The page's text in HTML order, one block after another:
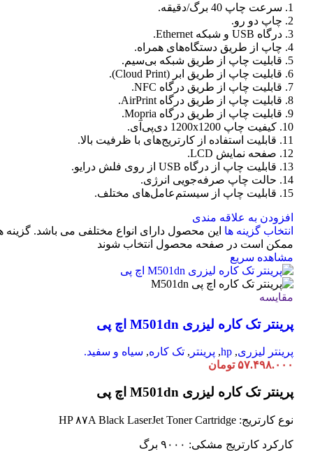
1. سرعت چاپ 40 برگ/دقیقه.
2. چاپ دو رو.
3. درگاه USB و شبکه Ethernet.
4. چاپ از طریق دستگاه‌های همراه.
5. قابلیت چاپ از طریق شبکه بی‌سیم.
6. قابلیت چاپ از طریق ابر (Cloud Print).
7. قابلیت چاپ از طریق درگاه NFC.
8. قابلیت چاپ از طریق درگاه AirPrint.
9. قابلیت چاپ از طریق درگاه Mopria.
10. کیفیت چاپ 1200x1200 دی‌پی‌آی.
11. قابلیت استفاده از کارتریج‌های با ظرفیت بالا.
12. صفحه نمایش LCD.
13. قابلیت چاپ از درگاه USB از روی فلش درایو.
14. حالت چاپ صرفه‌جویی انرژی.
15. قابلیت چاپ از سیستم‌عامل‌های مختلف.
افزودن به علاقه مندی
انتخاب گزینه ها این محصول دارای انواع مختلفی می باشد. گزینه
ممکن است در صفحه محصول انتخاب شوند
مشاهده سریع
مقایسه
پرینتر تک کاره لیزری M501dn اچ پی
پرینتر لیزری,
hp
, پرینتر , تک کاره, سیاه و سفید.
۵۷.۴۹۸.۰۰۰ تومان
پرینتر تک کاره لیزری M501dn اچ پی
نوع کارتریج: HP ۸۷A Black LaserJet Toner Cartridge
کارکرد کارتریج مشکی: ۹۰۰۰ برگ